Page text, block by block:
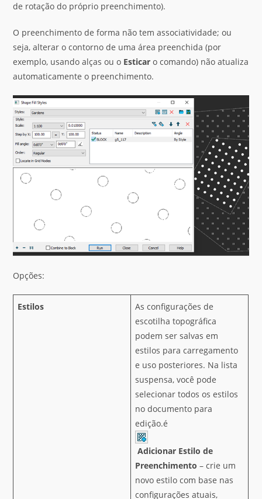
de rotação do próprio preenchimento).
O preenchimento de forma não tem associatividade; ou
seja, alterar o contorno de uma área preenchida (por
exemplo, usando alças ou o Esticar o comando) não atualiza
automaticamente o preenchimento.
Opções:
Estilos
As configurações de
escotilha topográfica
podem ser salvas em
estilos para carregamento
e uso posteriores. Na lista
suspensa, você pode
selecionar todos os estilos
no documento para
edição.é
Adicionar Estilo de
Preenchimento – crie um
novo estilo com base nas
configurações atuais,